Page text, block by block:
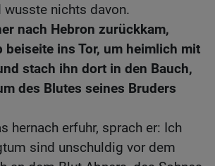
wusste nichts davon.
nach Hebron zurückkam,
ins Tor, um heimlich mit
stach ihn dort in den Bauch,
des Blutes seines Bruders
hernach erfuhr, sprach er: Ich
sind unschuldig vor dem